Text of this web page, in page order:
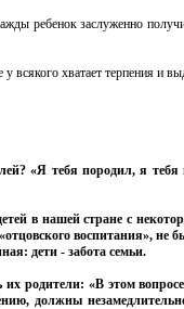
ребенок заслуженно
всякого хватает терпения и
«Я тебя породил, я
в нашей стране с
воспитания», не
дети - забота семьи.
родители: «В этом
должны